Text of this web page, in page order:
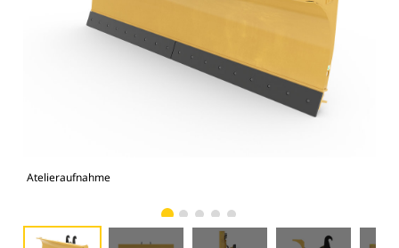
Atelieraufnahme